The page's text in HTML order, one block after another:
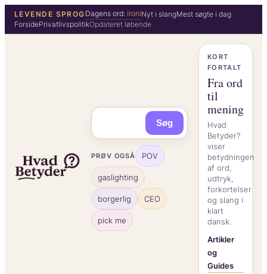
Spring
LEVENDE SPROG Dagens ord: ironiNyt i slangMest søgte i dag
ForsidePrivatlivspolitikOpdateret løbende
Søg
PRØV OGSÅ POV
gaslighting
borgerlig CEO
pick me
KORT
FORTALT
Fra ord
til
mening
Hvad
Betyder?
viser
betydningen
af ord,
udtryk,
forkortelser
og slang i
klart
dansk.
Artikler
og
Guides